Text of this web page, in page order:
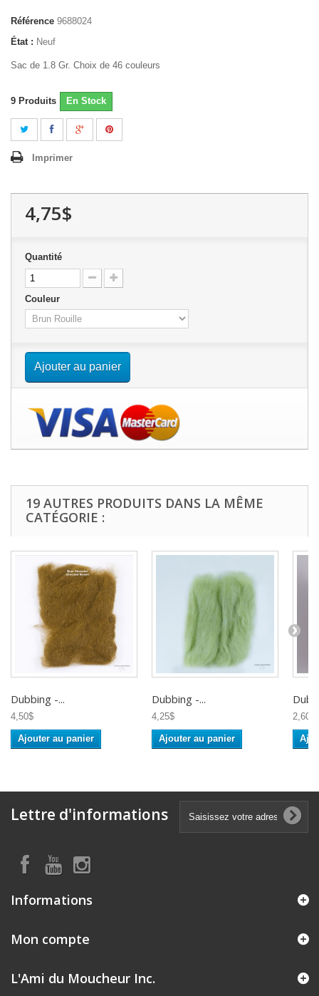
Référence 9688024
État : Neuf
Sac de 1.8 Gr. Choix de 46 couleurs
9 Produits En Stock
Imprimer
4,75$
Quantité
Couleur
Ajouter au panier
19 AUTRES PRODUITS DANS LA MÊME
CATÉGORIE :
Dubbing -...
4,50$
Ajouter au panier
Dubbing -...
4,25$
Ajouter au panier
2,60$
Lettre d'informations
Informations
Mon compte
L'Ami du Moucheur Inc.